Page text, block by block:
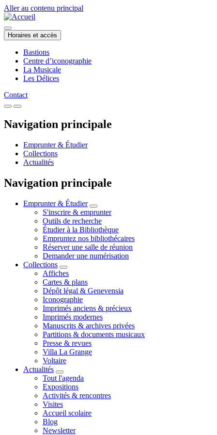
Aller au contenu principal
Horaires et accès
Bastions
Centre d’iconographie
La Musicale
Les Délices
Contact
Navigation principale
Emprunter & Étudier
Collections
Actualités
Navigation principale
Emprunter & Étudier
S'inscrire & emprunter
Outils de recherche
Étudier à la Bibliothèque
Empruntez nos bibliothécaires
Réserver une salle de réunion
Demander une numérisation
Collections
Affiches
Cartes & plans
Dépôt légal & Genevensia
Iconographie
Imprimés anciens & précieux
Imprimés modernes
Manuscrits & archives privées
Partitions & documents musicaux
Presse & revues
Villa La Grange
Voltaire
Actualités
Tout l'agenda
Expositions
Activités & rencontres
Visites
Accueil scolaire
Blog
Newsletter